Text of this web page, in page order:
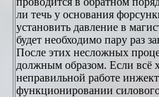
ли течь у основания
установить давление в
будет необходимо пару раз
После этих несложных
должным образом. Если всё
неправильной работе
функционировании силового